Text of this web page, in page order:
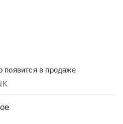
появится в продаже